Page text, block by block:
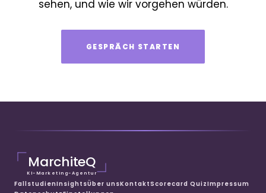
sehen, und wie wir vorgehen würden.
GESPRÄCH STARTEN
MarchiteQ
KI-Marketing-Agentur
FallstudienInsightsÜber unsKontaktScorecard QuizImpressum